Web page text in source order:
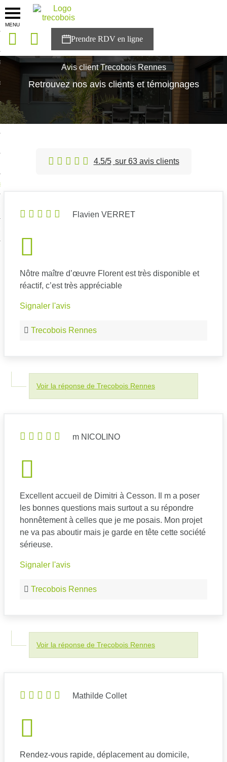
MENU
solutions
Trecobois
à NESTOR
Avis client Trecobois Rennes
Retrouvez nos avis clients et témoignages
4.5/5 sur 63 avis clients
Flavien VERRET
Nôtre maître d’œuvre Florent est très disponible et
réactif, c’est très appréciable
Signaler l'avis
Trecobois Rennes
Voir la réponse de Trecobois Rennes
m NICOLINO
Excellent accueil de Dimitri à Cesson. Il m a poser
les bonnes questions mais surtout a su répondre
honnêtement à celles que je me posais. Mon projet
ne va pas aboutir mais je garde en tête cette société
sérieuse.
Signaler l'avis
Trecobois Rennes
Voir la réponse de Trecobois Rennes
Mathilde Collet
Rendez-vous rapide, déplacement au domicile,